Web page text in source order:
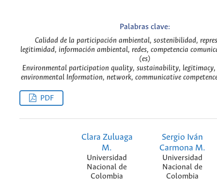
Palabras clave:
Calidad de la participación ambiental, sostenibilidad,
legitimidad, información ambiental, redes, competencia
(es)
Environmental participation quality, sustainability, legitimacy,
environmental Information, network, communicative
PDF
Clara Zuluaga
M.
Universidad
Nacional de
Colombia
Sergio Iván
Carmona M.
Universidad
Nacional de
Colombia